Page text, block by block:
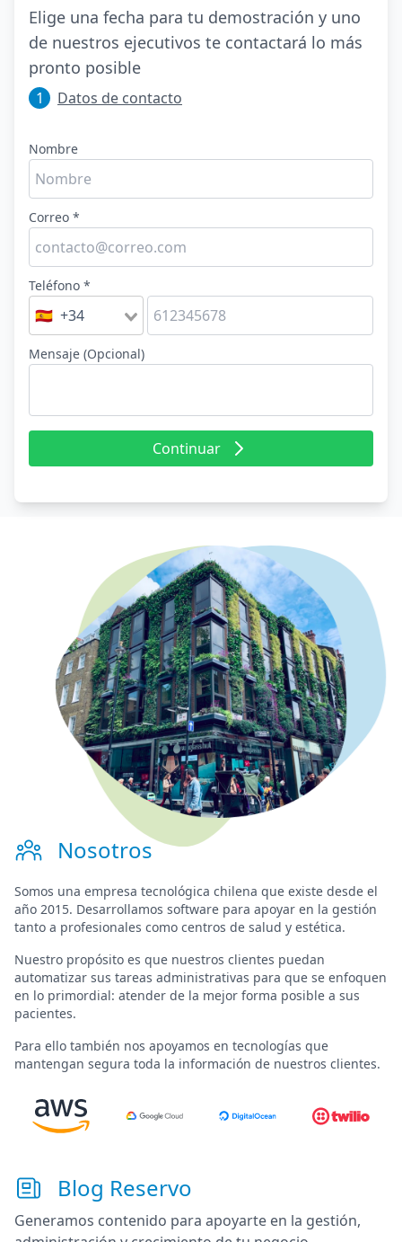
Elige una fecha para tu demostración y uno
de nuestros ejecutivos te contactará lo más
pronto posible
1 Datos de contacto
Nombre
Correo *
Teléfono *
🇪🇸 +34
Mensaje (Opcional)
Continuar
Nosotros
Somos una empresa tecnológica chilena que existe desde el
año 2015. Desarrollamos software para apoyar en la gestión
tanto a profesionales como centros de salud y estética.
Nuestro propósito es que nuestros clientes puedan
automatizar sus tareas administrativas para que se enfoquen
en lo primordial: atender de la mejor forma posible a sus
pacientes.
Para ello también nos apoyamos en tecnologías que
mantengan segura toda la información de nuestros clientes.
Blog Reservo
Generamos contenido para apoyarte en la gestión,